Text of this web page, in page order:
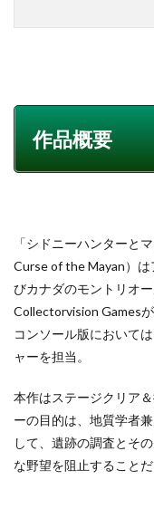
作品概要
「シドニーハンターと
Curse of the Mayan）
びカナダのモントリオ
Collectorvision Games
コンソール版において
ャーを担当。
本作はステージクリア
ーの目的は、地質学者
して、遺跡の調査とそ
な野望を阻止することだ